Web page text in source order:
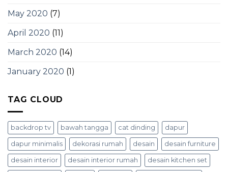
May 2020 (7)
April 2020 (11)
March 2020 (14)
January 2020 (1)
TAG CLOUD
backdrop tv bawah tangga cat dinding dapur
dapur minimalis dekorasi rumah desain desain furniture
desain interior desain interior rumah desain kitchen set